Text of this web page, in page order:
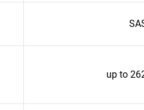
up to